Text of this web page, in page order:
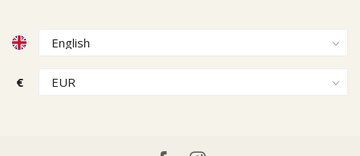
€